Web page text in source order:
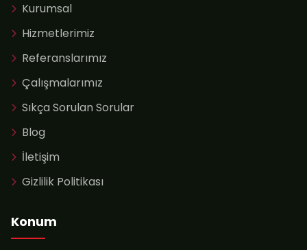
Kurumsal
Hizmetlerimiz
Referanslarımız
Çalışmalarımız
Sıkça Sorulan Sorular
Blog
İletişim
Gizlilik Politikası
Konum